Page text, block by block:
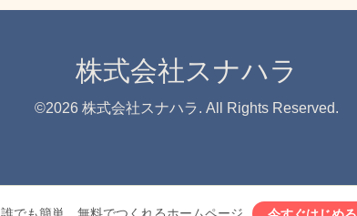
株式会社スナハラ
©2026 株式会社スナハラ. All Rights Reserved.